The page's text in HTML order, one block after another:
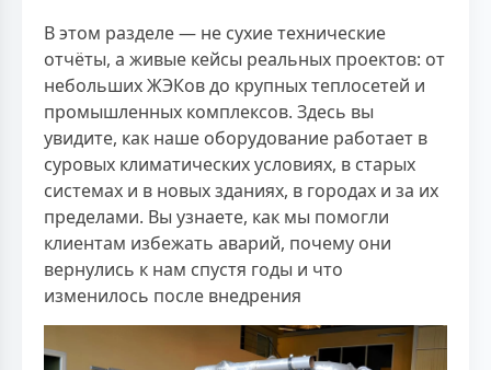
В этом разделе — не сухие технические
отчёты, а живые кейсы реальных проектов: от
небольших ЖЭКов до крупных теплосетей и
промышленных комплексов. Здесь вы
увидите, как наше оборудование работает в
суровых климатических условиях, в старых
системах и в новых зданиях, в городах и за их
пределами. Вы узнаете, как мы помогли
клиентам избежать аварий, почему они
вернулись к нам спустя годы и что
изменилось после внедрения